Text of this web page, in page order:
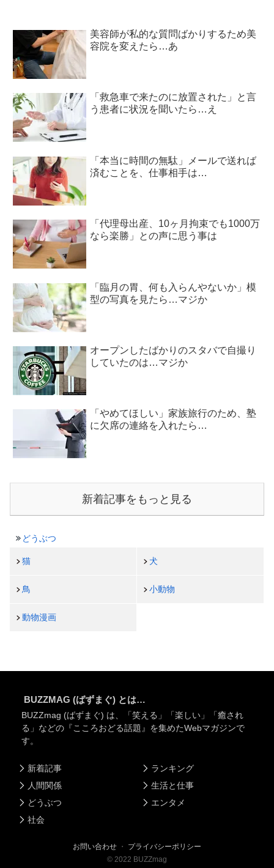
美容師が私的な質問ばかりするため美
容院を変えたら…あ
「救急車で来たのに放置された」と言
う患者に状況を聞いたら…え
「本当に時間の無駄」メールで送れば
済むことを、仕事相手は…
「代理母出産、10ヶ月拘束でも1000万
なら楽勝」との声に思う事は
「臨月の胃、何も入らんやないか」模
型の写真を見たら…マジか
オープンしたばかりのスタバで自撮り
していたのは…マジか
「やめてほしい」家族旅行のため、塾
に欠席の連絡を入れたら…
新着記事をもっと見る
どうぶつ
猫 犬
鳥 小動物
動物漫画
BUZZMAG (ばずまぐ) とは…
BUZZmag (ばずまぐ) は、「笑える」「楽しい」「癒され
る」などの『こころおどる話題』を集めたWebマガジンで
す。
新着記事
人間関係
どうぶつ
社会
ランキング
生活と仕事
エンタメ
お問い合わせ ・ プライバシーポリシー
© 2022 BUZZmag